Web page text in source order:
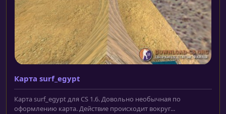
Карта surf_egypt
Карта surf_egypt для CS 1.6. Довольно необычная по
оформлению карта. Действие происходит вокруг...